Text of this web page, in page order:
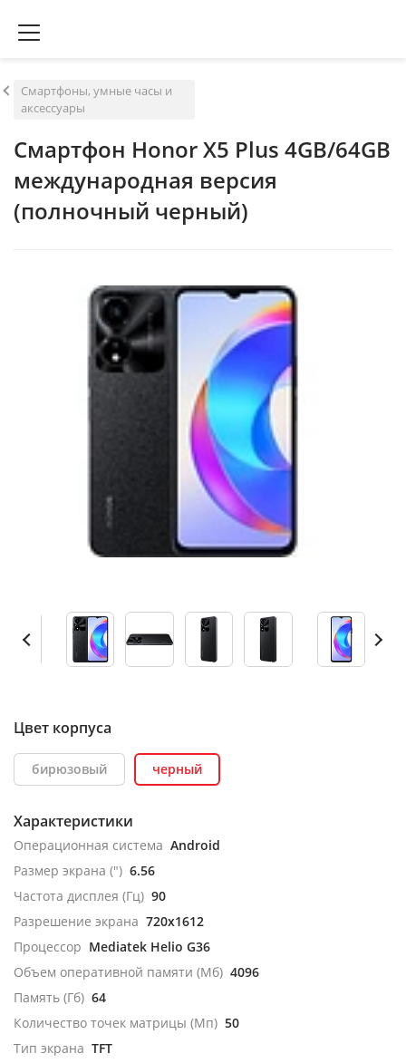
Смартфоны, умные часы и
аксессуары
Смартфон Honor X5 Plus 4GB/64GB
международная версия
(полночный черный)
Цвет корпуса
бирюзовый черный
Характеристики
Операционная система Android
Размер экрана (") 6.56
Частота дисплея (Гц) 90
Разрешение экрана 720x1612
Процессор Mediatek Helio G36
Объем оперативной памяти (Мб) 4096
Память (Гб) 64
Количество точек матрицы (Мп) 50
Тип экрана TFT